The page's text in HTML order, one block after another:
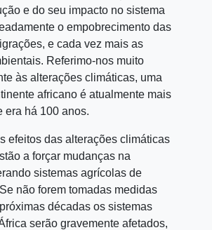
e do seu impacto no sistema
o empobrecimento das
e cada vez mais as
Referimo-nos muito
às alterações climáticas, uma
africano é atualmente mais
era há 100 anos.
efeitos das alterações climáticas
a forçar mudanças na
sistemas agrícolas de
não forem tomadas medidas
décadas os sistemas
serão gravemente afetados,